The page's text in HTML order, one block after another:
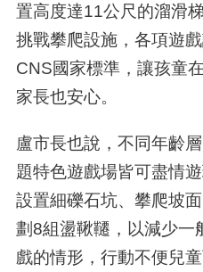
置高度達11公尺的溜滑
挑戰攀爬設施，各項遊
CNS國家標準，讓孩童
家長也安心。
盧市長也說，不同年齡
題特色遊戲場皆可盡情
設置細礫石坑、攀爬坡
劃8組盪鞦韆，以減少一
戲的情形，行動不便兒